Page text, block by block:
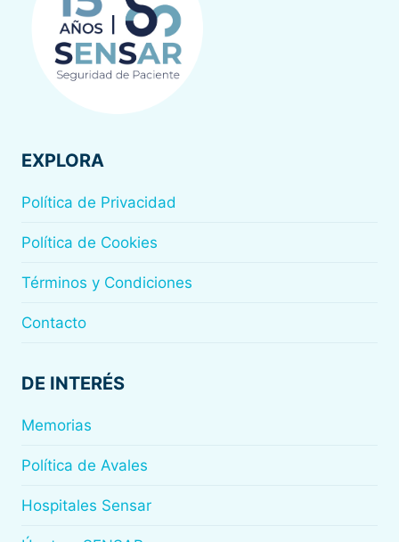
THE
ANAESTHESIA
TEAM
EXPLORA
Política de Privacidad
Política de Cookies
Términos y Condiciones
Contacto
DE INTERÉS
Memorias
Política de Avales
Hospitales Sensar